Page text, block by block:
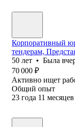
Корпоративный
тендерам,
50 лет • Была
70 000 ₽
Активно ищет
Общий опыт
23 года 11 месяцев